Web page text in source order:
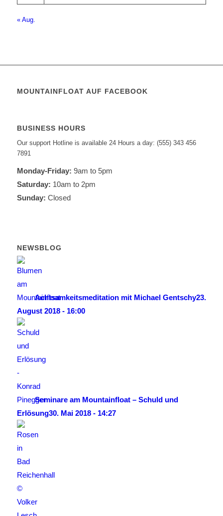
« Aug.
MOUNTAINFLOAT AUF FACEBOOK
BUSINESS HOURS
Our support Hotline is available 24 Hours a day: (555) 343 456
7891
Monday-Friday: 9am to 5pm
Saturday: 10am to 2pm
Sunday: Closed
NEWSBLOG
Achtsamkeitsmeditation mit Michael Gentschy23.
August 2018 - 16:00
Seminare am Mountainfloat – Schuld und
Erlösung30. Mai 2018 - 14:27